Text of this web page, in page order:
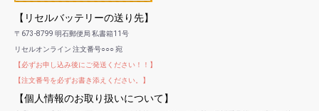
【リセルバッテリーの送り先】
〒673-8799 明石郵便局 私書箱11号
リセルオンライン 注文番号○○○ 宛
【必ずお申し込み後にご発送ください！！】
【注文番号を必ずお書き添えください。】
【個人情報のお取り扱いについて】